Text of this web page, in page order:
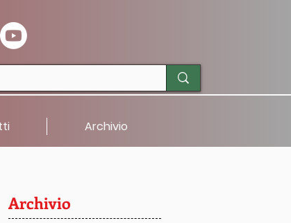
Archivio
Archivio